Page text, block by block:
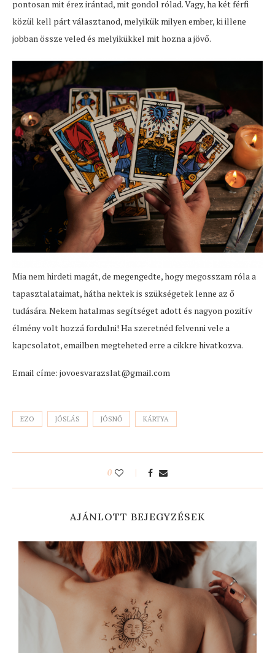
pontosan mit érez irántad, mit gondol rólad. Vagy, ha két férfi
közül kell párt választanod, melyikük milyen ember, ki illene
jobban össze veled és melyikükkel mit hozna a jövő.
Mia nem hirdeti magát, de megengedte, hogy megosszam róla a
tapasztalataimat, hátha nektek is szükségetek lenne az ő
tudására. Nekem hatalmas segítséget adott és nagyon pozitív
élmény volt hozzá fordulni! Ha szeretnéd felvenni vele a
kapcsolatot, emailben megteheted erre a cikkre hivatkozva.
Email címe: jovoesvarazslat@gmail.com
EZO JÓSLÁS JÓSNŐ KÁRTYA
0
AJÁNLOTT BEJEGYZÉSEK